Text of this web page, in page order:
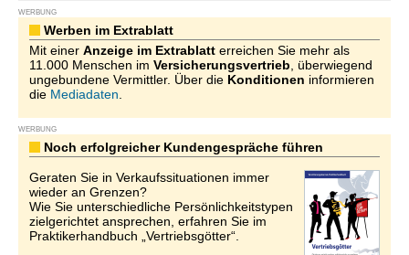
WERBUNG
Werben im Extrablatt
Mit einer Anzeige im Extrablatt erreichen Sie mehr als
11.000 Menschen im Versicherungsvertrieb , überwiegend
ungebundene Vermittler. Über die Konditionen informieren
die Mediadaten
WERBUNG
Noch erfolgreicher Kundengespräche führen
Geraten Sie in Verkaufssituationen immer
wieder an Grenzen?
Wie Sie unterschiedliche Persönlichkeitstypen
zielgerichtet ansprechen, erfahren Sie im
Praktikerhandbuch „Vertriebsgötter“.